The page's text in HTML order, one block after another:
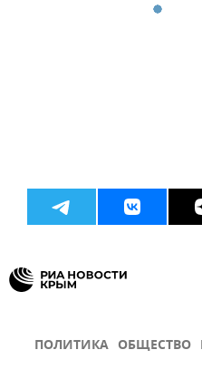
ПОЛИТИКА ОБЩЕСТВО